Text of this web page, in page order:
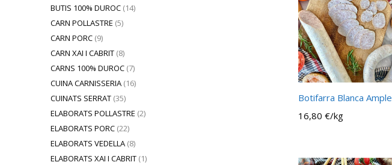
BUTIS 100% DUROC (14)
CARN POLLASTRE (5)
CARN PORC (9)
CARN XAI I CABRIT (8)
CARNS 100% DUROC (7)
CUINA CARNISSERIA (16)
CUINATS SERRAT (35)
ELABORATS POLLASTRE (2)
ELABORATS PORC (22)
ELABORATS VEDELLA (8)
ELABORATS XAI I CABRIT (1)
Botifarra Blanca Ample
16,80 €/kg